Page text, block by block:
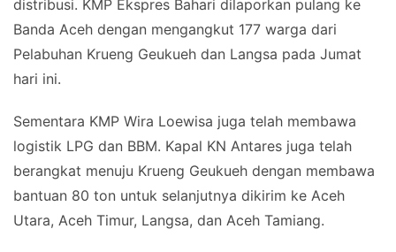
distribusi. KMP Ekspres Bahari dilaporkan pulang ke
Banda Aceh dengan mengangkut 177 warga dari
Pelabuhan Krueng Geukueh dan Langsa pada Jumat
hari ini.
Sementara KMP Wira Loewisa juga telah membawa
logistik LPG dan BBM. Kapal KN Antares juga telah
berangkat menuju Krueng Geukueh dengan membawa
bantuan 80 ton untuk selanjutnya dikirim ke Aceh
Utara, Aceh Timur, Langsa, dan Aceh Tamiang.